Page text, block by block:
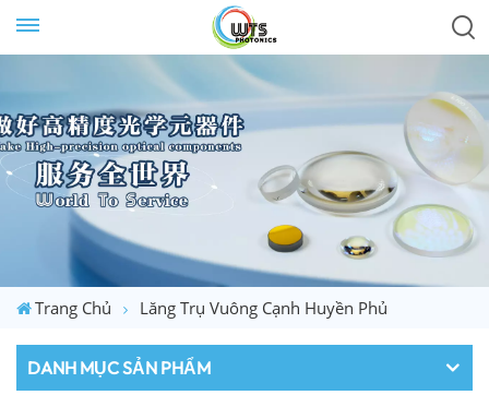
Trang Chủ Lăng Trụ Vuông Cạnh Huyền Phủ
DANH MỤC SẢN PHẨM